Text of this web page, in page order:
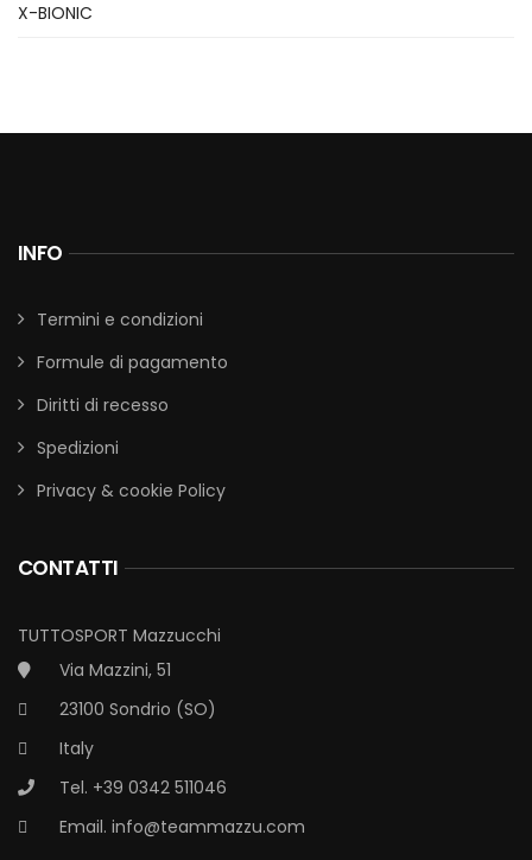
X-BIONIC
INFO
Termini e condizioni
Formule di pagamento
Diritti di recesso
Spedizioni
Privacy & cookie Policy
CONTATTI
TUTTOSPORT Mazzucchi
Via Mazzini, 51
23100 Sondrio (SO)
Italy
Tel. +39 0342 511046
Email. info@teammazzu.com